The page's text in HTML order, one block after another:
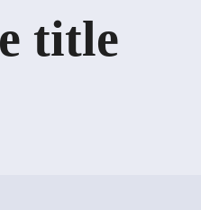
title